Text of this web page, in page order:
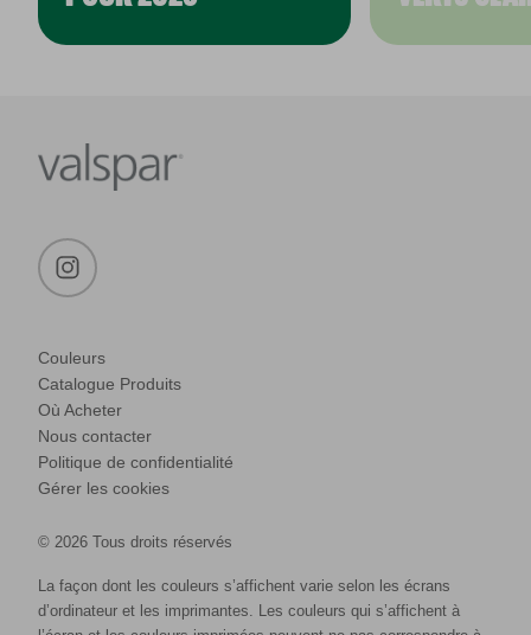
Couleurs
Catalogue Produits
Où Acheter
Nous contacter
Politique de confidentialité
Gérer les cookies
© 2026 Tous droits réservés
La façon dont les couleurs s’affichent varie selon les écrans
d’ordinateur et les imprimantes. Les couleurs qui s’affichent à